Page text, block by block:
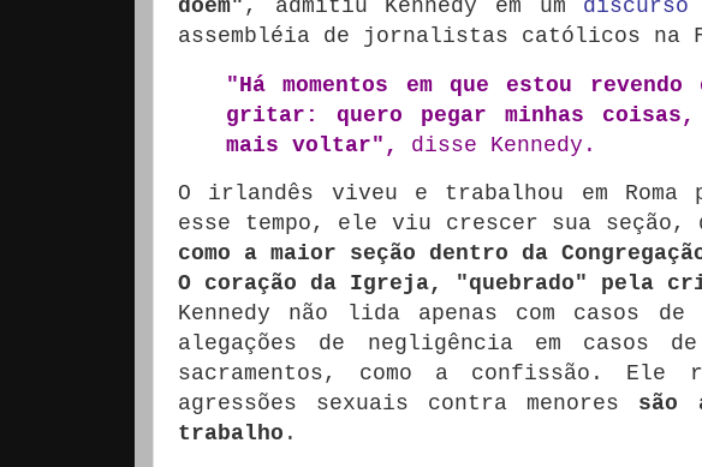
doem" , admitiu Kennedy em um discurso
assembléia de jornalistas católicos na
"Há momentos em que estou
gritar: quero pegar minhas
mais voltar", disse Kennedy.
O irlandês viveu e trabalhou em
esse tempo, ele viu crescer sua seção,
como a maior seção dentro da
O coração da Igreja, "quebrado" pela
Kennedy não lida apenas com casos de
alegações de negligência em casos
sacramentos, como a confissão.
Ele
agressões sexuais contra menores são
trabalho .